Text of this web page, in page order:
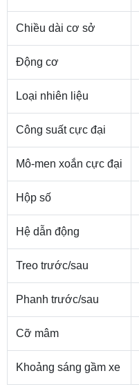
Chiều dài cơ sở
Động cơ
Loại nhiên liệu
Công suất cực đại
Mô-men xoắn cực đại
Hộp số
Hệ dẫn động
Treo trước/sau
Phanh trước/sau
Cỡ mâm
Khoảng sáng gầm xe